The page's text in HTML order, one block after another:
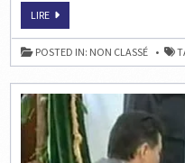
LIREECHECS
KIEV
:
PONOMARIOV
LEADER
SUR
POSTED IN: NON CLASSÉ